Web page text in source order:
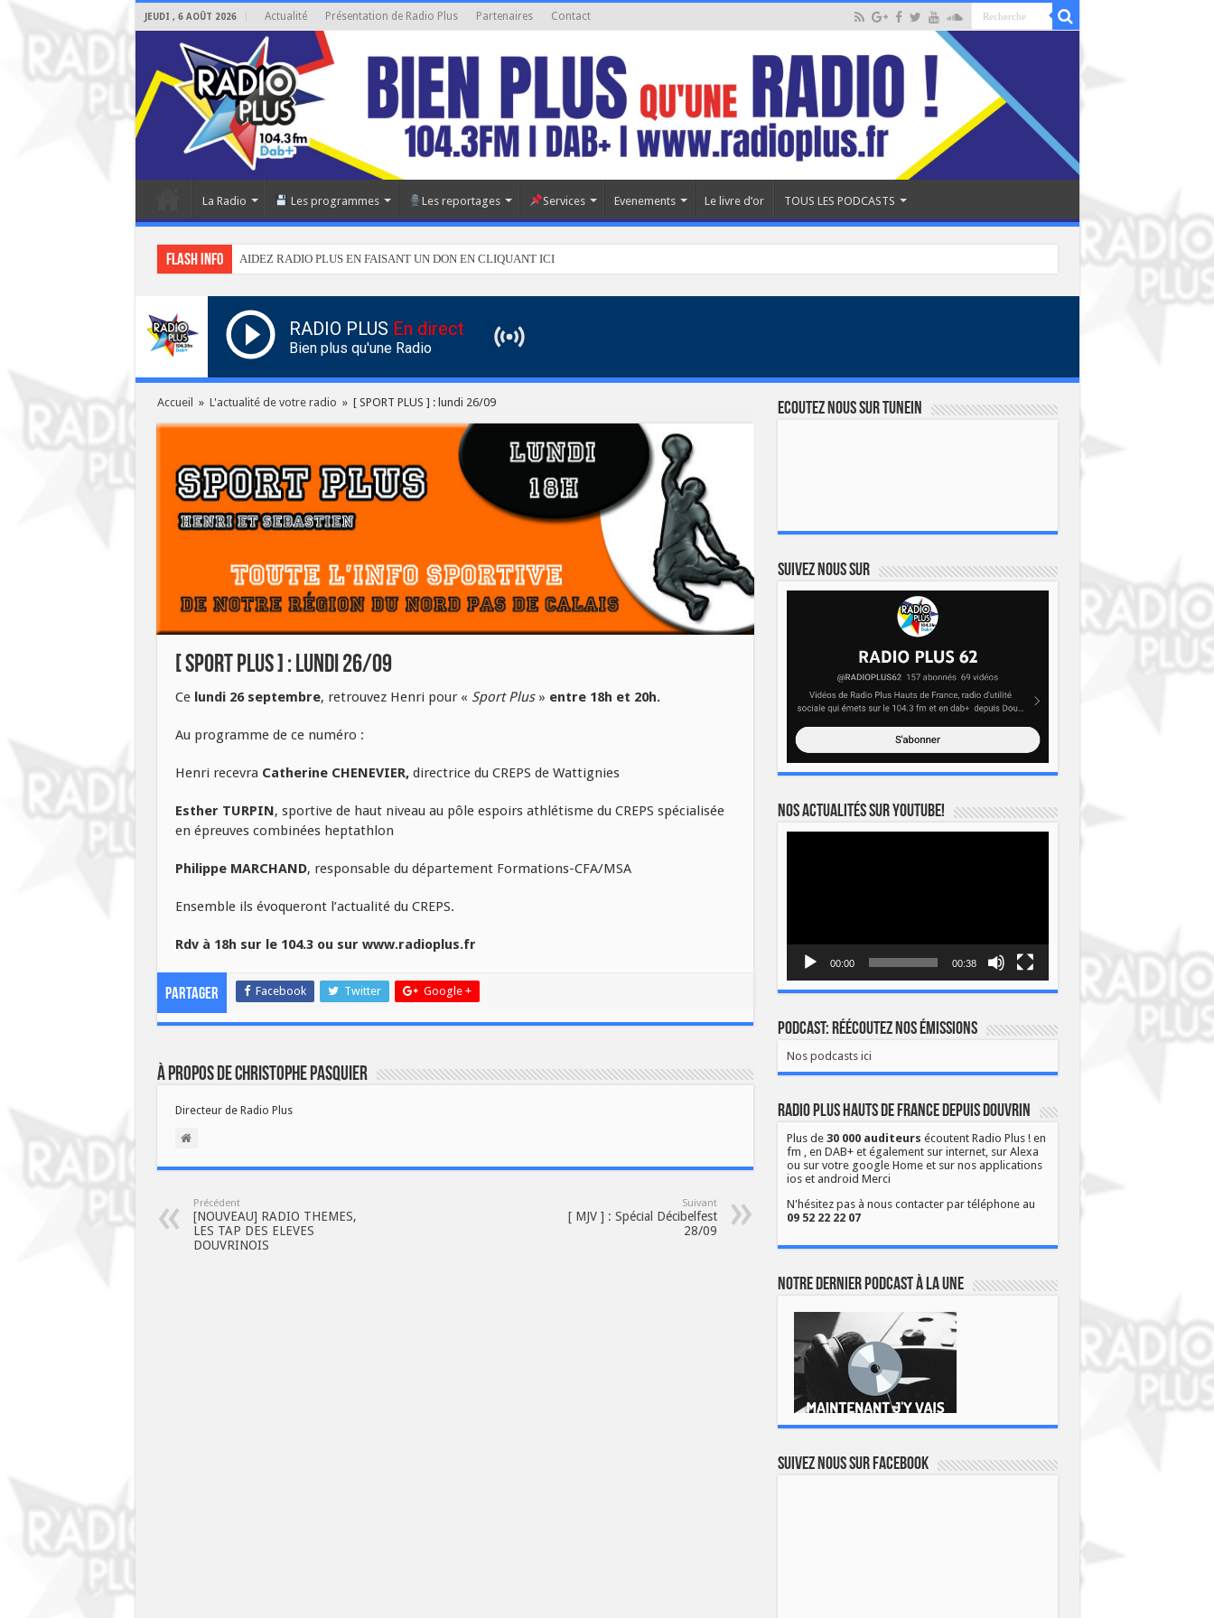
JEUDI , 6 AOÛT 2026 Actualité Présentation de Radio Plus Partenaires Contact
La Radio Les programmes Les reportages Services Evenements Le livre d’or TOUS LES PODCASTS
Flash info AIDEZ RADIO PLUS EN FAISANT UN DON EN CLIQUANT ICI
RADIO PLUS En direct
Bien plus qu'une Radio
Accueil » L'actualité de votre radio » [ SPORT PLUS ] : lundi 26/09
[ SPORT PLUS ] : lundi 26/09
Ce lundi 26 septembre, retrouvez Henri pour « Sport Plus» entre 18h et 20h.
Au programme de ce numéro :
Henri recevra Catherine CHENEVIER,directrice du CREPS de Wattignies
Esther TURPIN, sportive de haut niveau au pôle espoirs athlétisme du CREPS spécialisée
en épreuves combinées heptathlon
Philippe MARCHAND, responsable du département Formations-CFA/MSA
Ensemble ils évoqueront l’actualité du CREPS.
Rdv à 18h sur le 104.3 ou sur www.radioplus.fr
Partager Facebook Twitter Google +
À propos de Christophe PASQUIER
Directeur de Radio Plus
Précédent
[NOUVEAU] RADIO THEMES,
LES TAP DES ELEVES
DOUVRINOIS
Suivant
[ MJV ] : Spécial Décibelfest
28/09
Ecoutez nous sur TuneIn
Suivez nous sur
Nos actualités sur YOUTUBE!
00:00 00:38
Podcast: Réécoutez nos émissions
Nos podcasts ici
Radio Plus Hauts de France depuis Douvrin
Plus de 30 000 auditeurs écoutent Radio Plus ! en
fm , en DAB+ et également sur internet, sur Alexa
ou sur votre google Home et sur nos applications
ios et android Merci
N'hésitez pas à nous contacter par téléphone au
09 52 22 22 07
Notre dernier podcast à la une
Suivez nous sur Facebook